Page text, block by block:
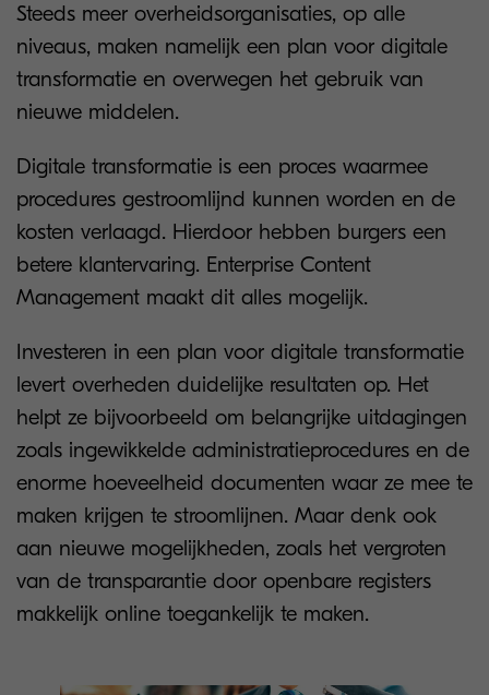
Steeds meer overheidsorganisaties, op alle
niveaus, maken namelijk een plan voor digitale
transformatie en overwegen het gebruik van
nieuwe middelen.
Digitale transformatie is een proces waarmee
procedures gestroomlijnd kunnen worden en de
kosten verlaagd. Hierdoor hebben burgers een
betere klantervaring. Enterprise Content
Management maakt dit alles mogelijk.
Investeren in een plan voor digitale transformatie
levert overheden duidelijke resultaten op. Het
helpt ze bijvoorbeeld om belangrijke uitdagingen
zoals ingewikkelde administratieprocedures en de
enorme hoeveelheid documenten waar ze mee te
maken krijgen te stroomlijnen. Maar denk ook
aan nieuwe mogelijkheden, zoals het vergroten
van de transparantie door openbare registers
makkelijk online toegankelijk te maken.